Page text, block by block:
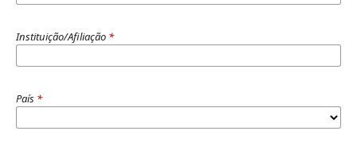
Instituição/Afiliação *
País *